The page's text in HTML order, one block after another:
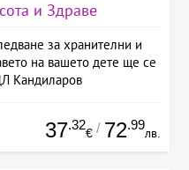
и Здраве
за хранителни и
на вашето дете ще се
Кандиларов
37.32
€ / 72.99
лв.